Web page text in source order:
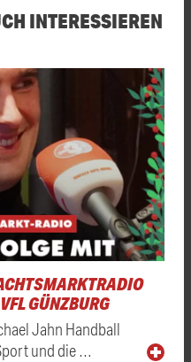
INTERESSIEREN
GÜNZBURG
Jahn Handball
und die …